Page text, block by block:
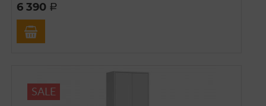
6 390 a
SALE